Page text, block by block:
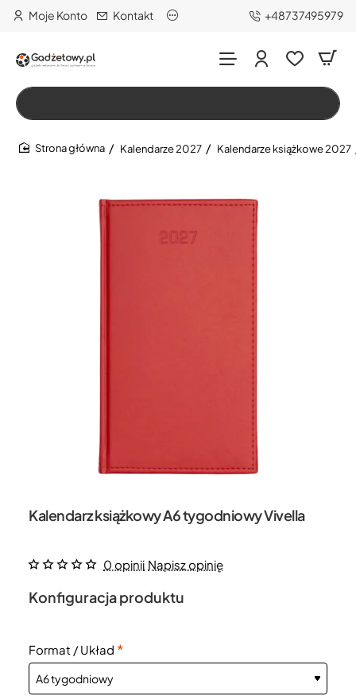
Moje Konto Kontakt +48737495979
Szukaj…
Kalendarze 2027 Kalendarze książkowe 2027
Kalendarz książkowy A6 tygodniowy Vivella
0 opinii Napisz opinię
Konfiguracja produktu
Format / Układ